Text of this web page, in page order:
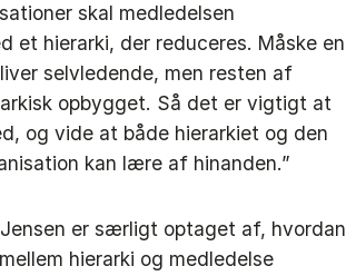
skal medledelsen
et hierarki, der reduceres. Måske en
selvledende, men resten af
opbygget. Så det er vigtigt at
og vide at både hierarkiet og den
kan lære af hinanden.”
Jensen er særligt optaget af, hvordan
hierarki og medledelse